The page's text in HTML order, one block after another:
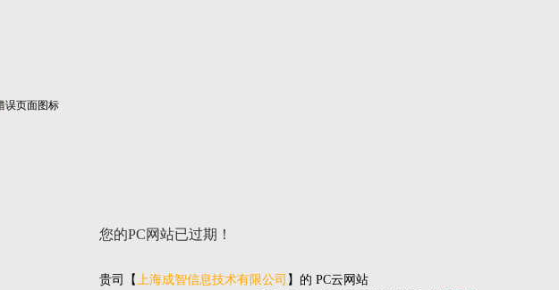
您的PC网站已过期！
贵司 【上海成智信息技术有限公司 】的 PC云网站